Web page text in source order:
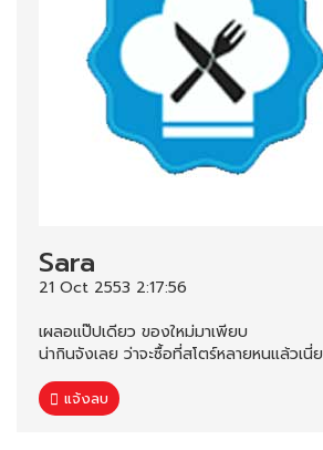
Sara
21 Oct 2553 2:17:56
เผลอแป๊ปเดียว ของใหม่มาเพียบ
น่ากินจังเลย ว่าจะซื้อที่สโตร์หลายหนแล้วเนี่ย
แจ้งลบ